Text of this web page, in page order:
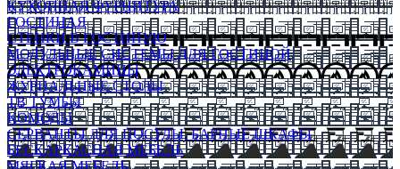
КУХОННАЯ ФУРНИТУРА
ГОСТИНАЯ
СТЕНКИ В ГОСТИНУЮ
МОДУЛЬНЫЕ СИСТЕМЫ ДЛЯ ГОСТИНОЙ
ЭЛЕКТРОКАМИНЫ
ЖУРНАЛЬНЫЕ СТОЛЫ
ТВ ТУМБЫ
КОМОДЫ
СЕРВАНТЫ ДЛЯ ПОСУДЫ, БАРНЫЕ ШКАФЫ
БЕСКАРКАСНАЯ МЕБЕЛЬ